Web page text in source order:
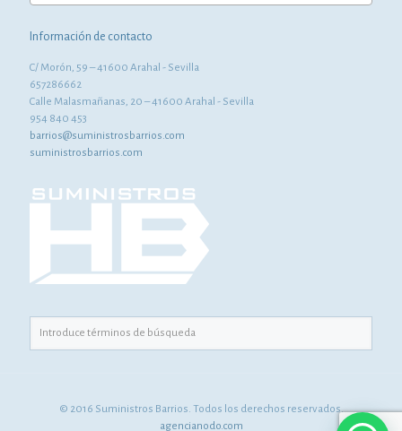
Información de contacto
C/ Morón, 59 – 41600 Arahal - Sevilla
657286662
Calle Malasmañanas, 20 – 41600 Arahal - Sevilla
954 840 453
barrios@suministrosbarrios.com
suministrosbarrios.com
© 2016 Suministros Barrios. Todos los derechos reservados.
agencianodo.com